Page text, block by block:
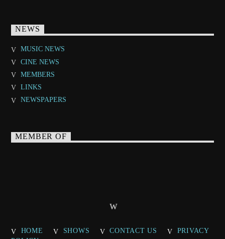
NEWS
MUSIC NEWS
CINE NEWS
MEMBERS
LINKS
NEWSPAPERS
MEMBER OF
HOME SHOWS CONTACT US
PRIVACY